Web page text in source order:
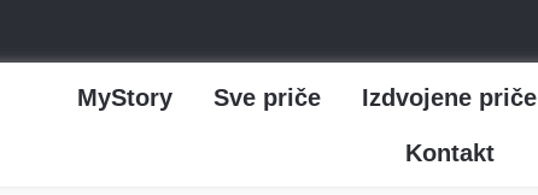
MyStory Sve priče Izdvojene priče
Kontakt